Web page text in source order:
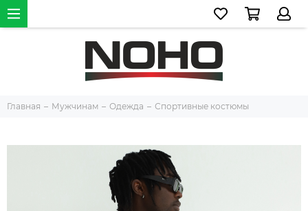
Главная Мужчинам Одежда Спортивные костюмы